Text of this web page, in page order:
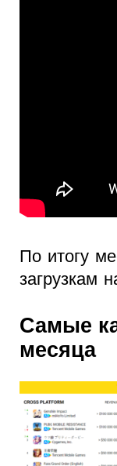
По итогу
загрузкам
Самые
месяца